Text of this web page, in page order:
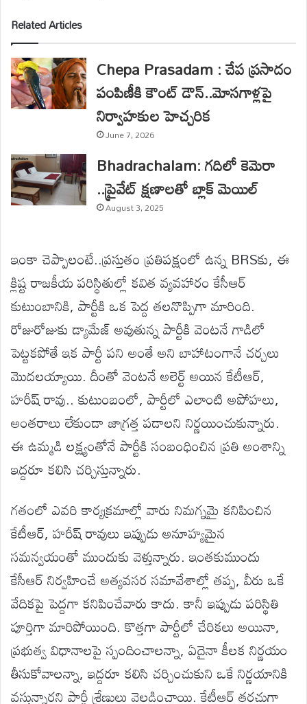
Related Articles
Chepa Prasadam : చేప ప్రసాదం
పంపిణీకి కౌంట్ డౌన్..మోసగాళ్లపై
నిర్వాహకుల హెచ్చరిక
June 7, 2026
Bhadrachalam: గదిలో కెమెరా
..ప్రైవేట్ క్షణాలతో బ్లాక్ మెయిల్
August 3, 2025
ఇంకా చెప్పాలంటే..ప్రస్తుతం ప్రతిపక్షంలో ఉన్న BRSకు, ఈ
క్లిష్ట రాజకీయ పరిస్థితుల్లో కవిత వ్యవహారం కేసీఆర్
కుటుంబానికి, పార్టీకి ఒక పెద్ద తలనొప్పిగా మారింది.
రోజురోజుకు డ్యామేజ్ అవుతున్న పార్టీకి వెంటనే గాడిలో
పెట్టకపోతే ఇక పార్టీ పని అంతే అని బాహాటంగానే చర్చలు
మొదలయ్యాయి. దీంతో వెంటనే అలెర్ట్ అయిన కేటీఆర్,
హరీష్ రావు.. కుటుంబంలో, పార్టీలో ఎలాంటి అపోహలు,
అంతరాలు లేకుండా జాగ్రత్త పడాలని నిర్ణయించుకున్నారు.
ఈ ఉమ్మడి లక్ష్యంతోనే పార్టీకి సంబంధించిన ప్రతి అంశాన్ని
ఇద్దరూ కలిసి చర్చిస్తున్నారు.
గతంలో ఎవరి కార్యక్రమాల్లో వారు నిమగ్నమై కనిపించిన
కేటీఆర్, హరీష్ రావులు ఇప్పుడు అనూహ్యమైన
సమన్వయంతో ముందుకు వెళ్తున్నారు. ఇంతకుముందు
కేసీఆర్ నిర్వహించే అత్యవసర సమావేశాల్లో తప్ప, వీరు ఒకే
వేదికపై పెద్దగా కనిపించేవారు కాదు. కానీ ఇప్పుడు పరిస్థితి
పూర్తిగా మారిపోయింది. కొత్తగా పార్టీలో చేరికలు అయినా,
ప్రభుత్వ విధానాలపై స్పందించాలన్నా, ఏదైనా కీలక నిర్ణయం
తీసుకోవాలన్నా, ఇద్దరూ కలిసి చర్చించుకుని ఒకే నిర్ణయానికి
వస్తున్నారని పార్టీ శ్రేణులు వెల్లడించాయి. కేటీఆర్ తరచుగా